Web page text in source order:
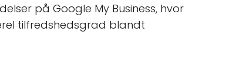
på Google My Business, hvor
tilfredshedsgrad blandt